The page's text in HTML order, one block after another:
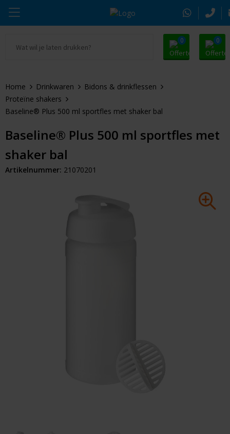
0 0
Drinkwaren
Kleding & Textiel
Tassen & Reizen
Elektronica & Gadgets
Sleutelhangers & Tools
Huis & Lifestyle
Alle promosnoepje
Zomer
Pasen
Kerst
Eindejaarsgeschenken
Thule
Moleskine
Alle merken
Home Drinkwaren
Bidons & drinkflessen
Proteïne shakers
Baseline® Plus 500 ml sportfles met shaker bal
Baseline® Plus 500 ml sportfles met
shaker bal
Artikelnummer: 21070201